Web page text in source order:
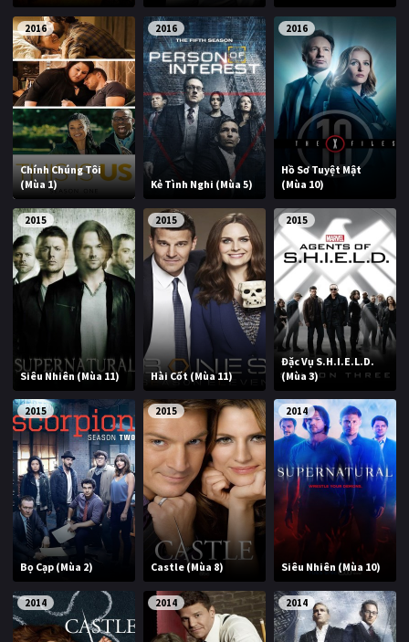
2016
Chính Chúng Tôi
(Mùa 1)
2016
Kẻ Tình Nghi (Mùa 5)
2016
Hồ Sơ Tuyệt Mật
(Mùa 10)
2015
Siêu Nhiên (Mùa 11)
2015
Hài Cốt (Mùa 11)
2015
Đặc Vụ S.H.I.E.L.D.
(Mùa 3)
2015
Bọ Cạp (Mùa 2)
2015
Castle (Mùa 8)
2014
Siêu Nhiên (Mùa 10)
2014 2014 2014